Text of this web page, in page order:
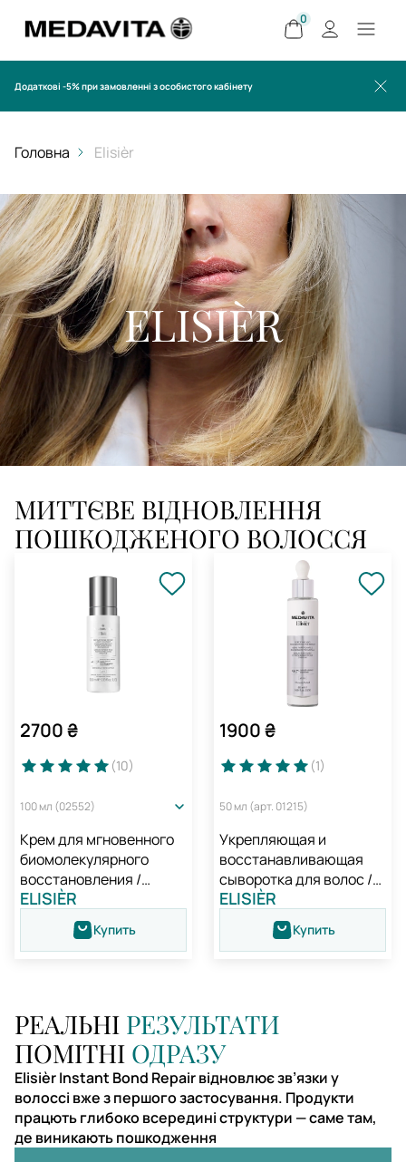
0
Додаткові -5% при замовленні з особистого кабінету
Головна Elisièr
ELISIÈR
МИТТЄВЕ ВІДНОВЛЕННЯ
ПОШКОДЖЕНОГО ВОЛОССЯ
2700₴
(10)
100 мл (02552)
Крем для мгновенного
биомолекулярного
восстановления /
Medavita Elisièr Instant
Bond Repair Leave-in
ELISIÈR
Купить
1900₴
(1)
50 мл (арт. 01215)
Укрепляющая и
восстанавливающая
сыворотка для волос /
Medavita Elisièr
Fortifying And
Regenerating Hair
Serum
ELISIÈR
Купить
РЕАЛЬНІ РЕЗУЛЬТАТИ
ПОМІТНІ ОДРАЗУ
Elisièr Instant Bond Repair відновлює зв’язки у
волоссі вже з першого застосування. Продукти
працють глибоко всередині структури — саме там,
де виникають пошкодження